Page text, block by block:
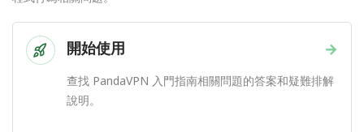
→
開始使用
查找 PandaVPN 入門指南相關問題的答案和疑難排解
說明。